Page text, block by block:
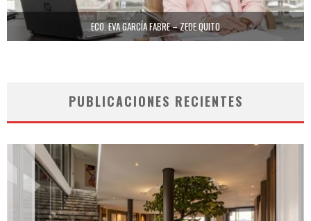
ECO. EVA GARCÍA FABRE – ZEDE QUITO
PUBLICACIONES RECIENTES